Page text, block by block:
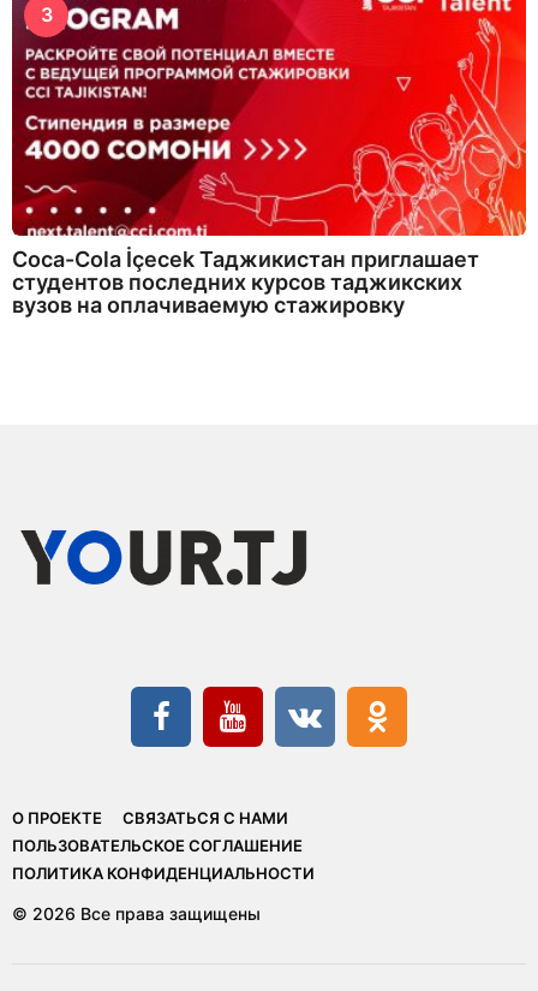
3
Coca-Cola İçecek Таджикистан приглашает
студентов последних курсов таджикских
вузов на оплачиваемую стажировку
О ПРОЕКТЕ
СВЯЗАТЬСЯ С НАМИ
ПОЛЬЗОВАТЕЛЬСКОЕ СОГЛАШЕНИЕ
ПОЛИТИКА КОНФИДЕНЦИАЛЬНОСТИ
© 2026 Все права защищены